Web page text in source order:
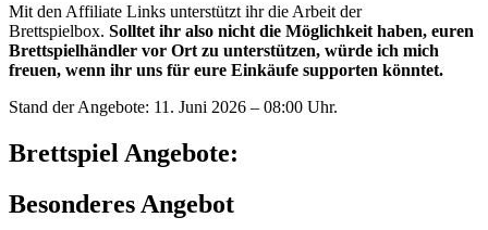
Mit den Affiliate Links unterstützt ihr die Arbeit der
Brettspielbox. Solltet ihr also nicht die Möglichkeit haben, euren
Brettspielhändler vor Ort zu unterstützen, würde ich mich
freuen, wenn ihr uns für eure Einkäufe supporten könntet.
Stand der Angebote: 11. Juni 2026 – 08:00 Uhr.
Brettspiel Angebote:
Besonderes Angebot